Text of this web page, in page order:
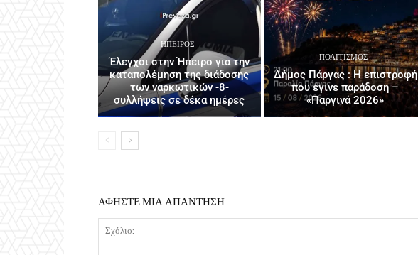
ΉΠΕΙΡΟΣ
Έλεγχοι στην Ήπειρο για την
καταπολέμηση της διάδοσης
των ναρκωτικών -8-
συλλήψεις σε δέκα ημέρες
ΠΟΛΙΤΙΣΜΌΣ
Δήμος Πάργας : Η επιστροφή
που έγινε παράδοση –
«Παργινά 2026»
ΑΦΗΣΤΕ ΜΙΑ ΑΠΑΝΤΗΣΗ